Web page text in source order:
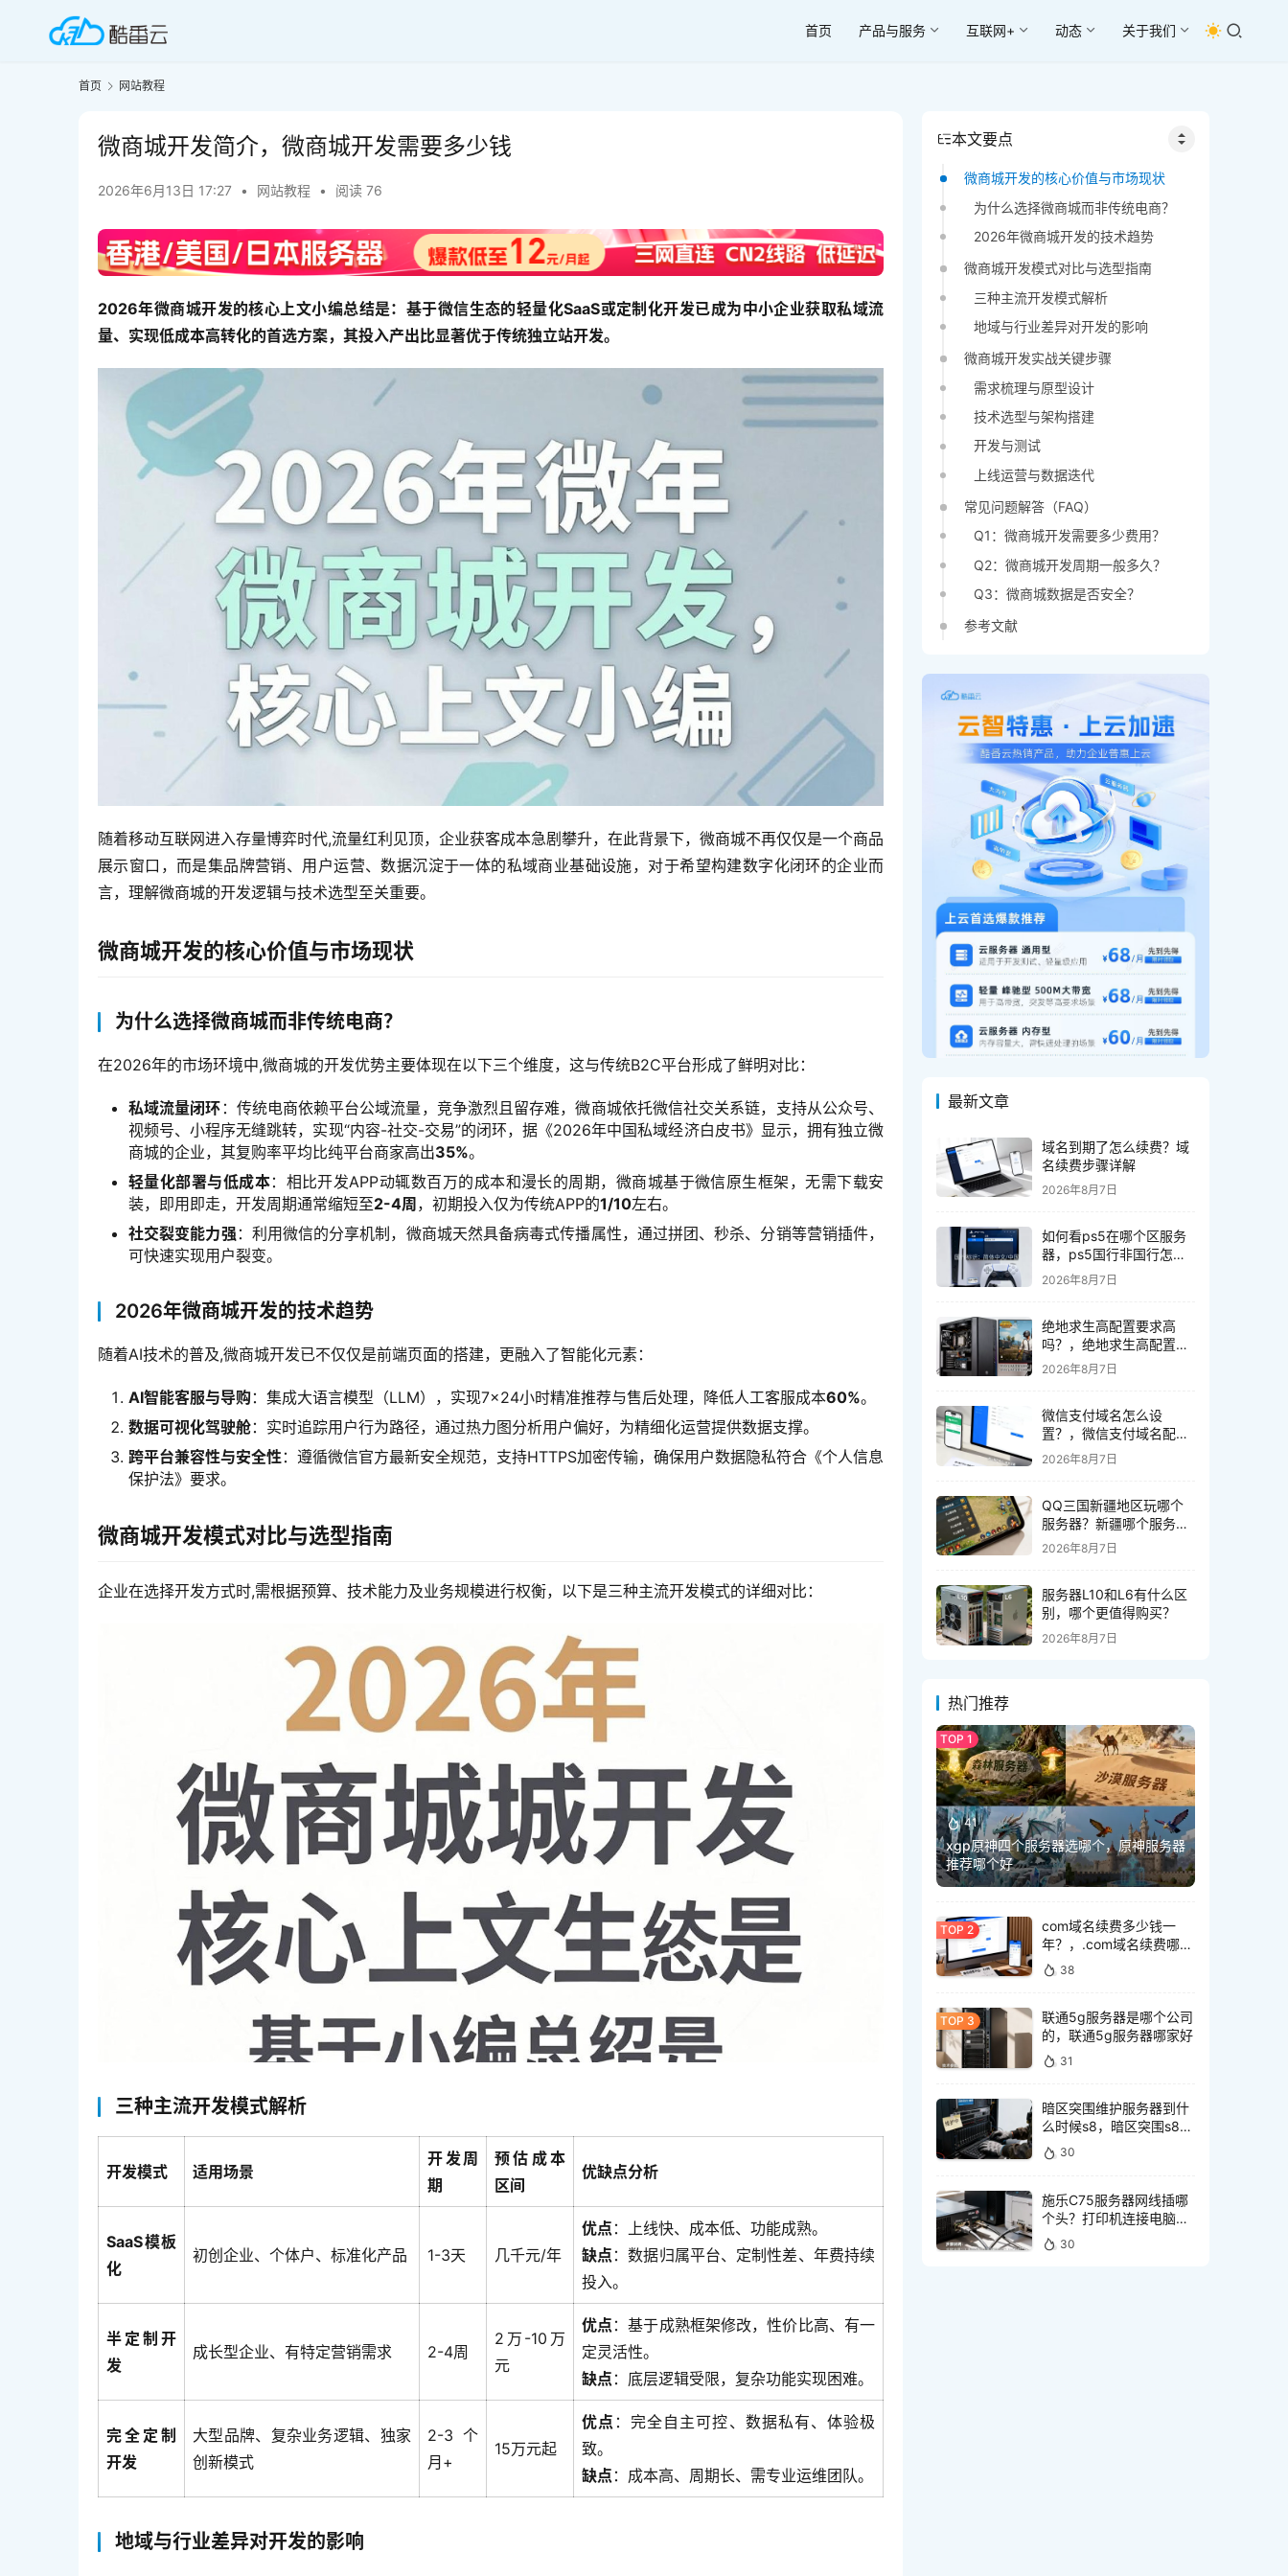
首页 产品与服务 互联网+ 动态 关于我们
首页 网站教程
微商城开发简介，微商城开发需要多少钱
2026年6月13日 17:27 • 网站教程 • 阅读 76
2026年微商城开发的核心上文小编总结是：基于微信生态的轻量化SaaS或定制化开发已成为中小企业获取私域流
量、实现低成本高转化的首选方案，其投入产出比显著优于传统独立站开发。
随着移动互联网进入存量博弈时代,流量红利见顶，企业获客成本急剧攀升，在此背景下，微商城不再仅仅是一个商品
展示窗口，而是集品牌营销、用户运营、数据沉淀于一体的私域商业基础设施，对于希望构建数字化闭环的企业而
言，理解微商城的开发逻辑与技术选型至关重要。
微商城开发的核心价值与市场现状
为什么选择微商城而非传统电商？
在2026年的市场环境中,微商城的开发优势主要体现在以下三个维度，这与传统B2C平台形成了鲜明对比：
私域流量闭环 ：传统电商依赖平台公域流量，竞争激烈且留存难，微商城依托微信社交关系链，支持从公众号、
视频号、小程序无缝跳转，实现“内容-社交-交易”的闭环，据《2026年中国私域经济白皮书》显示，拥有独立微
商城的企业，其复购率平均比纯平台商家高出35%。
轻量化部署与低成本：相比开发APP动辄数百万的成本和漫长的周期，微商城基于微信原生框架，无需下载安
装，即用即走，开发周期通常缩短至2-4周 ，初期投入仅为传统APP的1/10左右。
社交裂变能力强 ：利用微信的分享机制，微商城天然具备病毒式传播属性，通过拼团、秒杀、分销等营销插件，
可快速实现用户裂变。
2026年微商城开发的技术趋势
随着AI技术的普及,微商城开发已不仅仅是前端页面的搭建，更融入了智能化元素：
AI智能客服与导购：集成大语言模型（LLM），实现7×24小时精准推荐与售后处理，降低人工客服成本60%。
数据可视化驾驶舱：实时追踪用户行为路径，通过热力图分析用户偏好，为精细化运营提供数据支撑。
跨平台兼容性与安全性：遵循微信官方最新安全规范，支持HTTPS加密传输，确保用户数据隐私符合《个人信息
保护法》要求。
微商城开发模式对比与选型指南
企业在选择开发方式时,需根据预算、技术能力及业务规模进行权衡，以下是三种主流开发模式的详细对比：
三种主流开发模式解析
开发模式 适用场景
开发周
期
预估成本
区间
优缺点分析
SaaS模板
化
初创企业、个体户、标准化产品 1-3天 几千元/年
优点 ：上线快、成本低、功能成熟。
缺点 ：数据归属平台、定制性差、年费持续
投入。
半定制开
发
成长型企业、有特定营销需求 2-4周
2万-10万
元
优点 ：基于成熟框架修改，性价比高、有一
定灵活性。
缺点 ：底层逻辑受限，复杂功能实现困难。
完全定制
开发
大型品牌、复杂业务逻辑、独家
创新模式
2-3个
月+
15万元起
优点 ：完全自主可控、数据私有、体验极
致。
缺点 ：成本高、周期长、需专业运维团队。
地域与行业差异对开发的影响
本文要点
微商城开发的核心价值与市场现状
为什么选择微商城而非传统电商？
2026年微商城开发的技术趋势
微商城开发模式对比与选型指南
三种主流开发模式解析
地域与行业差异对开发的影响
微商城开发实战关键步骤
需求梳理与原型设计
技术选型与架构搭建
开发与测试
上线运营与数据迭代
常见问题解答（FAQ）
Q1：微商城开发需要多少费用？
Q2：微商城开发周期一般多久？
Q3：微商城数据是否安全？
参考文献
最新文章
域名到期了怎么续费？域
名续费步骤详解
2026年8月7日
如何看ps5在哪个区服务
器，ps5国行非国行怎么
区分区服
2026年8月7日
绝地求生高配置要求高
吗？，绝地求生高配置要
求有哪些？
2026年8月7日
微信支付域名怎么设
置？，微信支付域名配置
教程
2026年8月7日
QQ三国新疆地区玩哪个
服务器？新疆哪个服务器
延迟最低
2026年8月7日
服务器L10和L6有什么区
别，哪个更值得购买？
2026年8月7日
热门推荐
41
xgp原神四个服务器选哪个，原神服务器
推荐哪个好
com域名续费多少钱一
年？，.com域名续费哪里
最便宜
38
联通5g服务器是哪个公司
的，联通5g服务器哪家好
31
暗区突围维护服务器到什
么时候s8，暗区突围s8什
么时候维护好？
30
施乐C75服务器网线插哪
个头？打印机连接电脑网
线接口怎么选
30